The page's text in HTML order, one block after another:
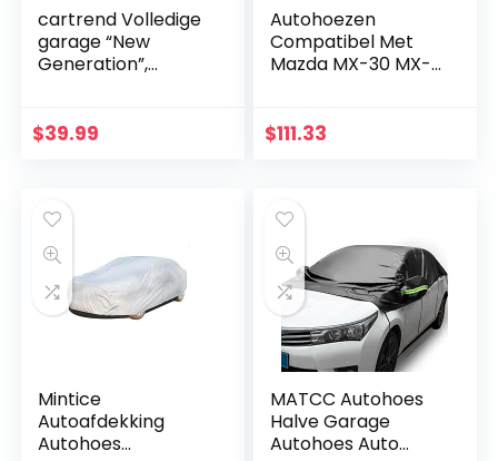
cartrend Volledige
garage “New
Generation”,
wasbare afdekking,
$39.99
Autohoezen
Compatibel Met
Mazda MX-30 MX-3
Katoen 100%
$111.33
Mintice
Autoafdekking
Autohoes
MATCC Autohoes
Halve Garage
Autohoes Auto